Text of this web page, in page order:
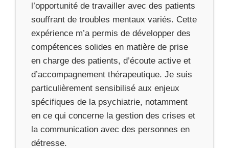
l’opportunité de travailler avec des patients
souffrant de troubles mentaux variés. Cette
expérience m’a permis de développer des
compétences solides en matière de prise
en charge des patients, d’écoute active et
d’accompagnement thérapeutique. Je suis
particulièrement sensibilisé aux enjeux
spécifiques de la psychiatrie, notamment
en ce qui concerne la gestion des crises et
la communication avec des personnes en
détresse.